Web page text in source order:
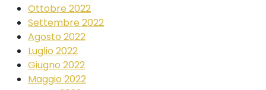
Ottobre 2022
Settembre 2022
Agosto 2022
Luglio 2022
Giugno 2022
Maggio 2022